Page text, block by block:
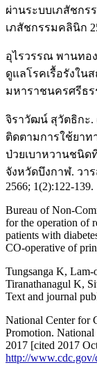
ผ่านระบบเภสัชกร
เภสัชกรรมคลินิก
อุไรวรรณ พานทอ
ดูแลโรคเรื้อรังใน
มหาราชนครศรีธร
จิราวัฒน์ สุวัตธิกะ.
ติดตามการใช้ยาท
ป่วยเบาหวานชนิด
จังหวัดบึงกาฬ. วา
2566; 1(2):122-139.
Bureau of Non-
for the operation of
patients with
CO-operative of
Tungsanga K,
Tiranathanagul K,
Text and journal
National Center for
Promotion. National
2017 [cited 2017
http://www.cdc.gov/